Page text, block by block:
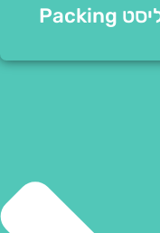
מעטפות פקינג ליסט Packing